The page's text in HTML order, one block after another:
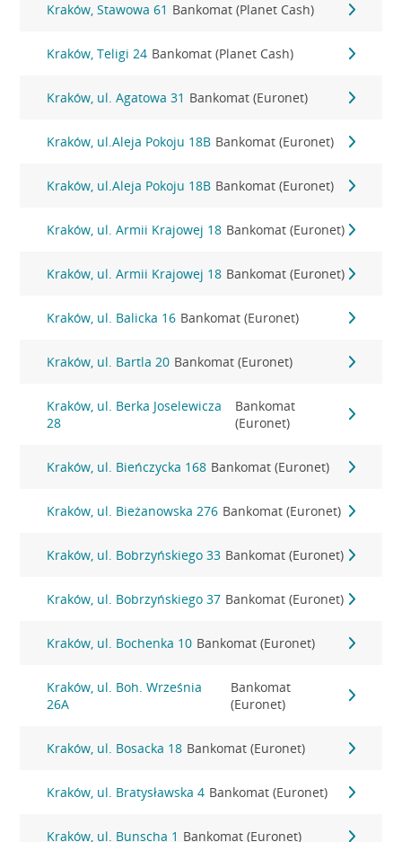
Kraków, Stawowa 61 Bankomat (Planet Cash)
Kraków, Teligi 24 Bankomat (Planet Cash)
Kraków, ul. Agatowa 31 Bankomat (Euronet)
Kraków, ul.Aleja Pokoju 18B Bankomat (Euronet)
Kraków, ul.Aleja Pokoju 18B Bankomat (Euronet)
Kraków, ul. Armii Krajowej 18 Bankomat (Euronet)
Kraków, ul. Armii Krajowej 18 Bankomat (Euronet)
Kraków, ul. Balicka 16 Bankomat (Euronet)
Kraków, ul. Bartla 20 Bankomat (Euronet)
Kraków, ul. Berka Joselewicza
28
Bankomat
(Euronet)
Kraków, ul. Bieńczycka 168 Bankomat (Euronet)
Kraków, ul. Bieżanowska 276 Bankomat (Euronet)
Kraków, ul. Bobrzyńskiego 33 Bankomat (Euronet)
Kraków, ul. Bobrzyńskiego 37 Bankomat (Euronet)
Kraków, ul. Bochenka 10 Bankomat (Euronet)
Kraków, ul. Boh. Września
26A
Bankomat
(Euronet)
Kraków, ul. Bosacka 18 Bankomat (Euronet)
Kraków, ul. Bratysławska 4 Bankomat (Euronet)
Kraków, ul. Bunscha 1 Bankomat (Euronet)